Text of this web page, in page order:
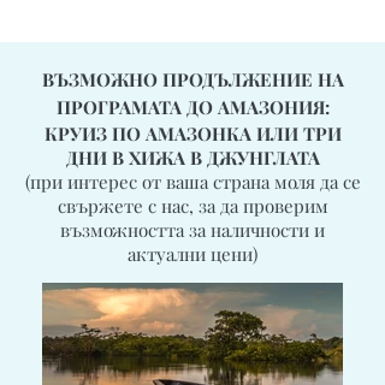
ВЪЗМОЖНО ПРОДЪЛЖЕНИЕ НА
ПРОГРАМАТА ДО АМАЗОНИЯ:
КРУИЗ ПО АМАЗОНКА ИЛИ ТРИ
ДНИ В ХИЖА В ДЖУНГЛАТА
(при интерес от ваша страна моля да се
свържете с нас, за да проверим
възможността за наличности и
актуални цени)